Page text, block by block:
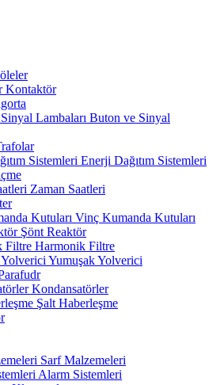
Kontaktör
Buton ve Sinyal
Enerji Dağıtım Sistemleri
Zaman Saatleri
Vinç Kumanda Kutuları
Şönt Reaktör
Harmonik Filtre
Yumuşak Yolverici
Kondansatörler
Şalt Haberleşme
Sarf Malzemeleri
Alarm Sistemleri